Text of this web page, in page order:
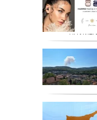
серията HUAWEI